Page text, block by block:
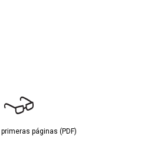
páginas (PDF)